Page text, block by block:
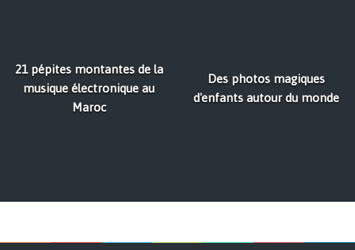
21 pépites montantes de la
musique électronique au
Maroc
Des photos magiques
d'enfants autour du monde